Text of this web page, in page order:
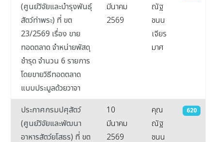
(ศูนย์วิจัยและบำรุงพันธุ์
สัตว์ท่าพระ) ที่ ขต
23/2569 เรื่อง ขาย
ทอดตลาด จำหน่ายพัสดุ
ชำรุด จำนวน 6 รายการ
โดยขายวิธีทอดตลาด
แบบประมูลด้วยวาจา
มีนาคม
2569
ณัฐ
ชนน
เจียร
มาศ
ประกาศกรมปศุสัตว์
(ศูนย์วิจัยและพัฒนา
อาหารสัตว์ยโสธร) ที่ ขต
10
มีนาคม
2569
คุณ
ณัฐ
ชนน
620